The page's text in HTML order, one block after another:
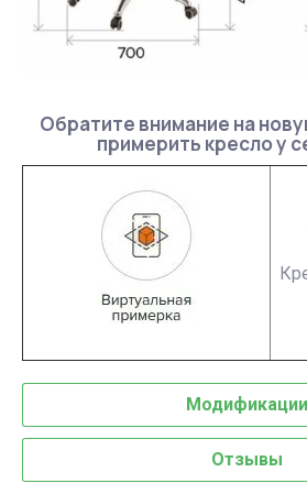
Обратите внимание на
примерить кресло у
Модификации
Отзывы